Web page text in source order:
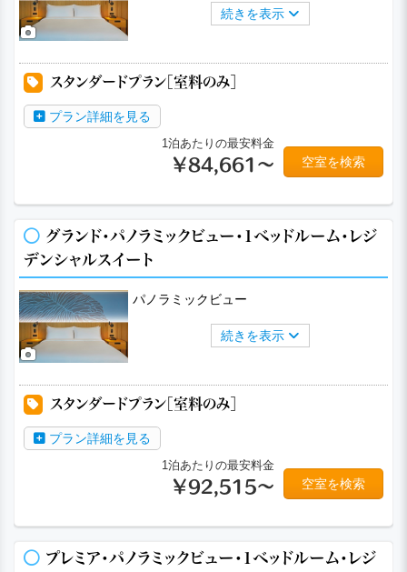
続きを表示
スタンダードプラン［室料のみ］
プラン詳細を見る
1泊あたりの最安料金
￥84,661～ 空室を検索
グランド・パノラミックビュー・1ベッドルーム・レジ
デンシャルスイート
パノラミックビュー
続きを表示
スタンダードプラン［室料のみ］
プラン詳細を見る
1泊あたりの最安料金
￥92,515～ 空室を検索
プレミア・パノラミックビュー・1ベッドルーム・レジ